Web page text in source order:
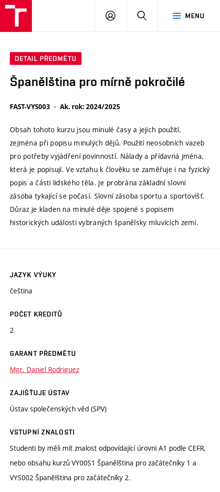
MENU
PŘIHLÁSIT
DETAIL PŘEDMĚTU
Španělština pro mírně pokročilé
FAST-VYS003 Ak. rok: 2024/2025
Obsah tohoto kurzu jsou minulé časy a jejich použití,
zejména při popisu minulých dějů. Použití neosobních vazeb
pro potřeby vyjádření povinností. Nálady a přídavná jména,
která je popisují. Ve vztahu k člověku se zaměřuje i na fyzický
popis a části lidského těla. Je probrána základní slovní
zásoba tykající se počasí. Slovní zásoba sportu a sportovišť.
Důraz je kladen na minulé děje spojené s popisem
historických události vybraných španělsky mluvících zemí.
JAZYK VÝUKY
čeština
POČET KREDITŮ
2
GARANT PŘEDMĚTU
Mgr. Daniel Rodriguez
ZAJIŠŤUJE ÚSTAV
Ústav společenských věd (SPV)
VSTUPNÍ ZNALOSTI
Studenti by měli mít znalost odpovídající úrovni A1 podle CEFR,
nebo obsahu kurzů VY00S1 Španělština pro začátečníky 1 a
VYS002 Španělština pro začátečníky 2.